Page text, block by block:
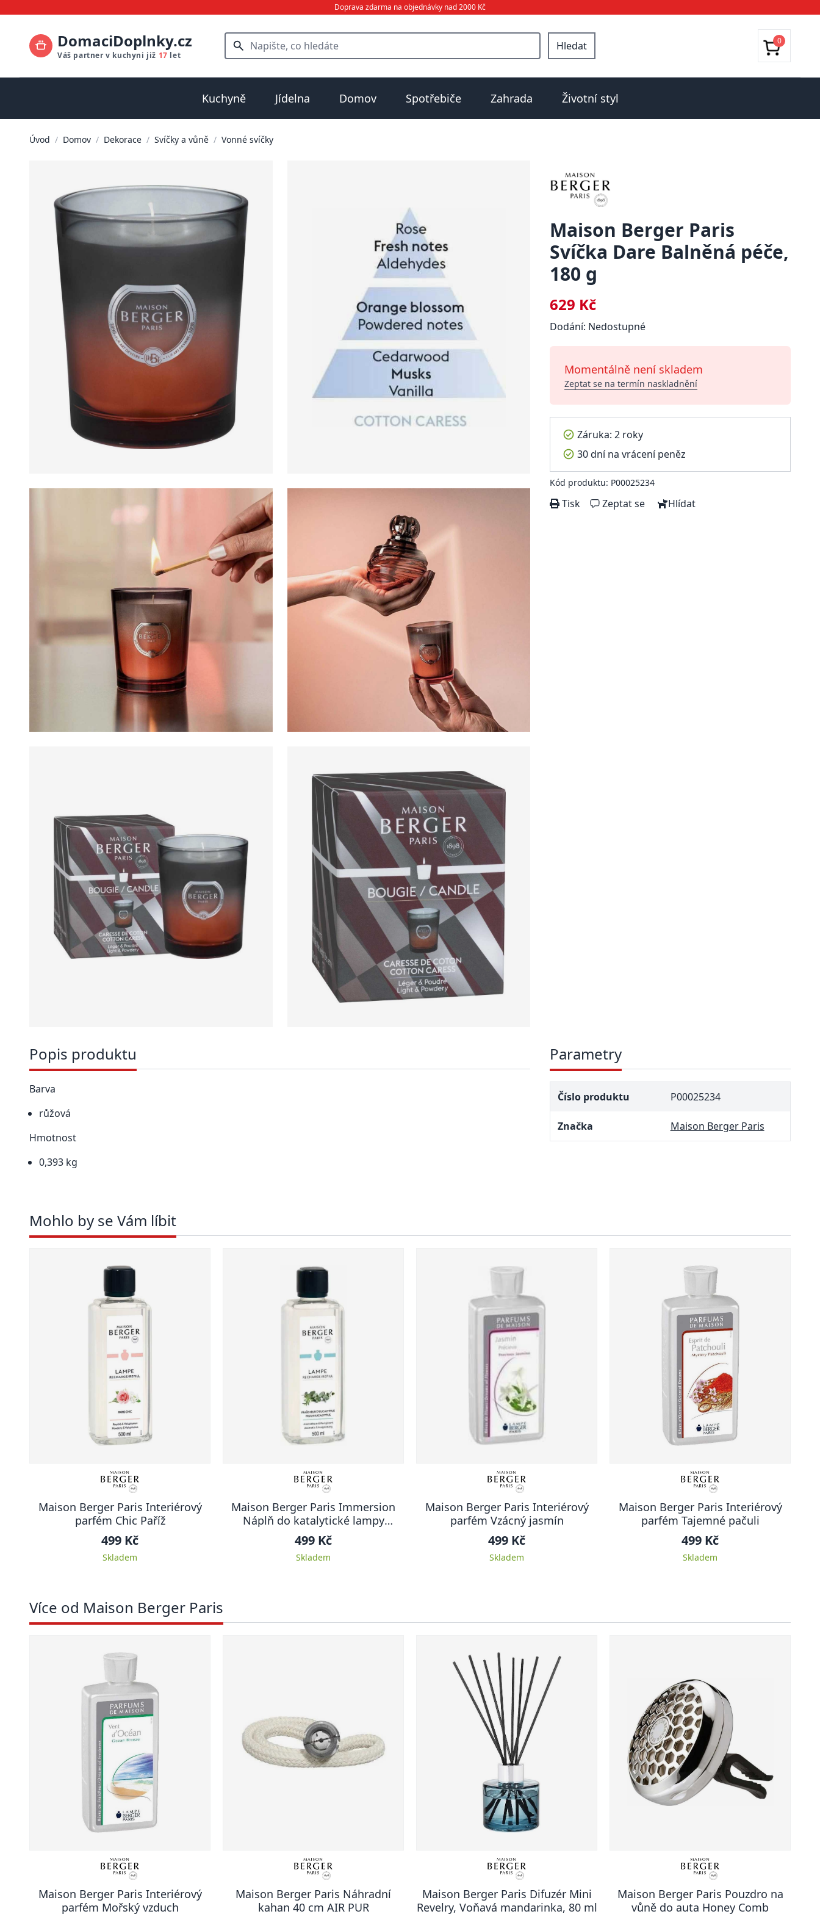
Doprava zdarma na objednávky nad 2000 Kč
DomaciDoplnky.cz
Váš partner v kuchyni již 17 let
Hledat 0
Kuchyně Jídelna Domov Spotřebiče Zahrada Životní styl
Úvod / Domov / Dekorace / Svíčky a vůně / Vonné svíčky
Maison Berger Paris
Svíčka Dare Balněná péče,
180 g
629 Kč
Dodání: Nedostupné
Momentálně není skladem
Zeptat se na termín naskladnění
Záruka: 2 roky
30 dní na vrácení peněz
Kód produktu: P00025234
Tisk Zeptat se Hlídat
Popis produktu
Barva
růžová
Hmotnost
0,393 kg
Parametry
Číslo produktu P00025234
Značka Maison Berger Paris
Mohlo by se Vám líbit
Maison Berger Paris Interiérový
parfém Chic Paříž
499 Kč
Skladem
Maison Berger Paris Immersion
Náplň do katalytické lampy
Čerstvý eukalyptus 500 ml
499 Kč
Skladem
Maison Berger Paris Interiérový
parfém Vzácný jasmín
499 Kč
Skladem
Maison Berger Paris Interiérový
parfém Tajemné pačuli
499 Kč
Skladem
Více od Maison Berger Paris
Maison Berger Paris Interiérový
parfém Mořský vzduch
Maison Berger Paris Náhradní
kahan 40 cm AIR PUR
Maison Berger Paris Difuzér Mini
Revelry, Voňavá mandarinka, 80 ml
Maison Berger Paris Pouzdro na
vůně do auta Honey Comb